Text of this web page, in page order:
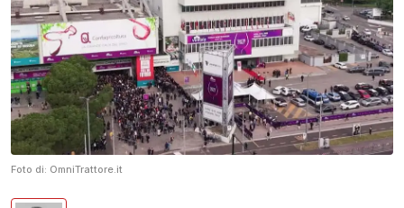
Foto di: OmniTrattore.it